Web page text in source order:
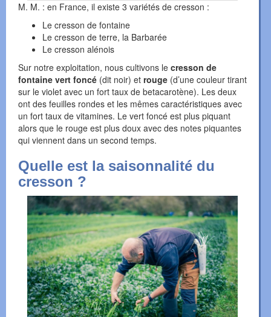
M. M. : en France, il existe 3 variétés de cresson :
Le cresson de fontaine
Le cresson de terre, la Barbarée
Le cresson alénois
Sur notre exploitation, nous cultivons le cresson de
fontaine vert foncé (dit noir) et rouge (d’une couleur tirant
sur le violet avec un fort taux de betacarotène). Les deux
ont des feuilles rondes et les mêmes caractéristiques avec
un fort taux de vitamines. Le vert foncé est plus piquant
alors que le rouge est plus doux avec des notes piquantes
qui viennent dans un second temps.
Quelle est la saisonnalité du
cresson ?